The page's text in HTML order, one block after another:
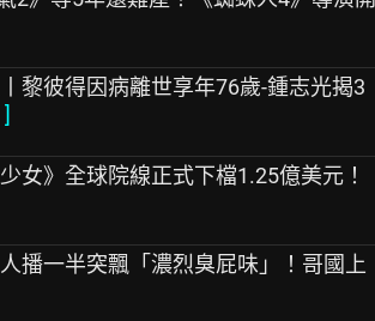
黎彼得因病離世享年76歲-鍾志光揭3
]
女》全球院線正式下檔1.25億美元！
播一半突飄「濃烈臭屁味」！哥國上